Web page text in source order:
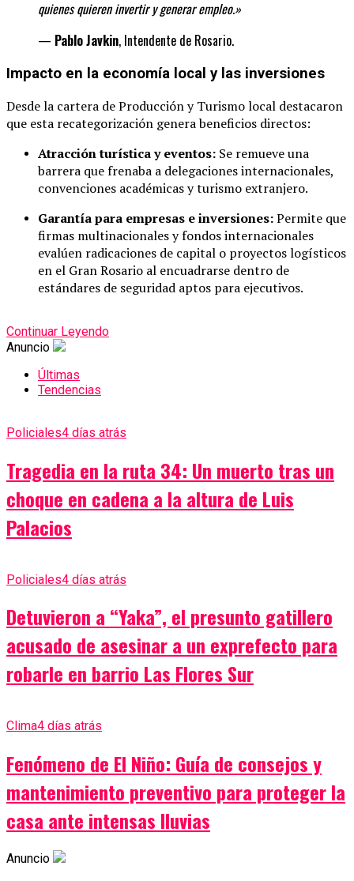
quienes quieren invertir y generarempleo.»
— Pablo Javkin, Intendente de Rosario.
Impacto en la economía local y las inversiones
Desde la cartera de Producción y Turismo local destacaron
que esta recategorización genera beneficios directos:
Atracción turística y eventos: Se remueve una
barrera que frenaba a delegaciones internacionales,
convenciones académicas y turismo extranjero.
Garantía para empresas e inversiones:Permite que
firmas multinacionales y fondos internacionales
evalúen radicaciones de capital o proyectos logísticos
en el Gran Rosario al encuadrarse dentro de
estándares de seguridad aptos para ejecutivos.
Continuar Leyendo
Anuncio
Últimas
Tendencias
Policiales4 días atrás
Tragedia en la ruta 34: Un muerto tras un
choque en cadena a la altura de Luis
Palacios
Policiales4 días atrás
Detuvieron a “Yaka”, el presunto gatillero
acusado de asesinar a un exprefecto para
robarle en barrio Las Flores Sur
Clima4 días atrás
Fenómeno de El Niño: Guía de consejos y
mantenimiento preventivo para proteger la
casa ante intensas lluvias
Anuncio